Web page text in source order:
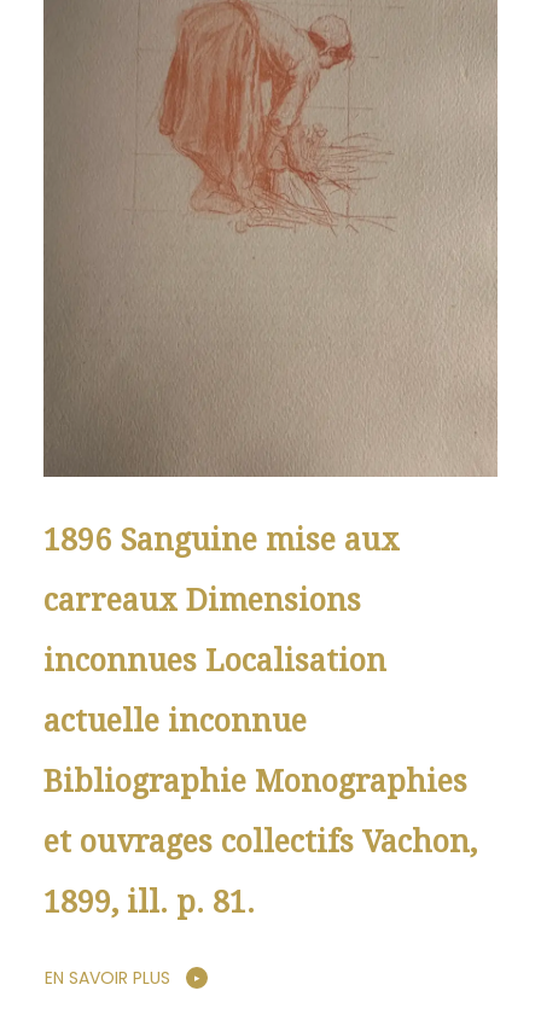
1896 Sanguine mise aux
carreaux Dimensions
inconnues Localisation
actuelle inconnue
Bibliographie Monographies
et ouvrages collectifs Vachon,
1899, ill. p. 81.
EN SAVOIR PLUS